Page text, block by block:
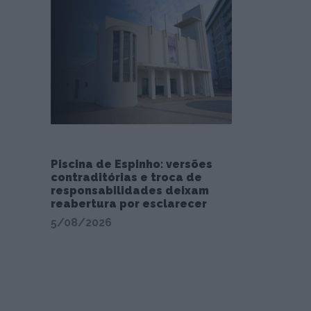
Piscina de Espinho: versões
contraditórias e troca de
responsabilidades deixam
reabertura por esclarecer
5/08/2026